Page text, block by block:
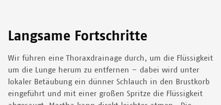
Langsame Fortschritte
Wir führen eine Thoraxdrainage durch, um die Flüssigkeit
um die Lunge herum zu entfernen – dabei wird unter
lokaler Betäubung ein dünner Schlauch in den Brustkorb
eingeführt und mit einer großen Spritze die Flüssigkeit